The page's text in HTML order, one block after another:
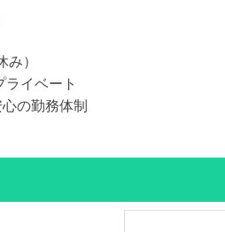
）
ライベート
の勤務体制